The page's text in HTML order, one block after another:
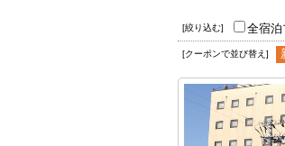
[絞り込む] 全宿泊
[クーポンで並び替え]